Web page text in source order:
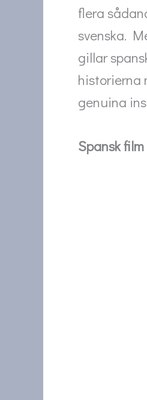
flera
svenska.
gillar
historierna
genuina
Spansk